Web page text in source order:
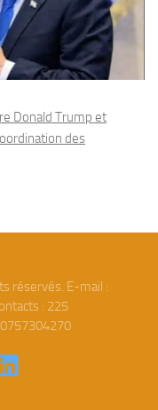
Donald Trump et
des
réservés. E-mail :
: 225